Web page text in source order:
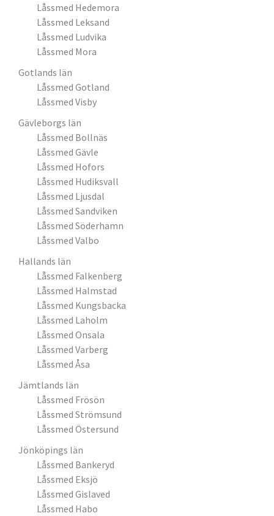
Låssmed Hedemora
Låssmed Leksand
Låssmed Ludvika
Låssmed Mora
Gotlands län
Låssmed Gotland
Låssmed Visby
Gävleborgs län
Låssmed Bollnäs
Låssmed Gävle
Låssmed Hofors
Låssmed Hudiksvall
Låssmed Ljusdal
Låssmed Sandviken
Låssmed Söderhamn
Låssmed Valbo
Hallands län
Låssmed Falkenberg
Låssmed Halmstad
Låssmed Kungsbacka
Låssmed Laholm
Låssmed Onsala
Låssmed Varberg
Låssmed Åsa
Jämtlands län
Låssmed Frösön
Låssmed Strömsund
Låssmed Östersund
Jönköpings län
Låssmed Bankeryd
Låssmed Eksjö
Låssmed Gislaved
Låssmed Habo